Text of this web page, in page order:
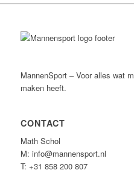
MannenSport – Voor alles wat
maken heeft.
CONTACT
Math Schol
M: info@mannensport.nl
T: +31 858 200 807